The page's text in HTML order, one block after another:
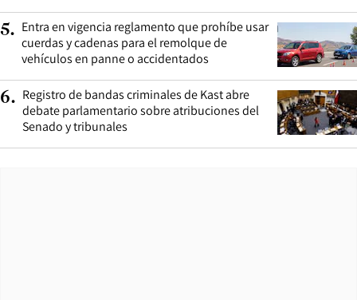
5. Entra en vigencia reglamento que prohíbe usar
cuerdas y cadenas para el remolque de
vehículos en panne o accidentados
6. Registro de bandas criminales de Kast abre
debate parlamentario sobre atribuciones del
Senado y tribunales